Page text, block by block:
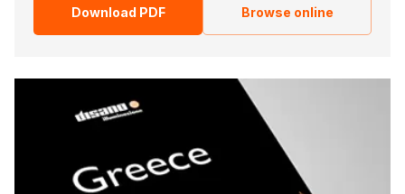
Download PDF Browse online